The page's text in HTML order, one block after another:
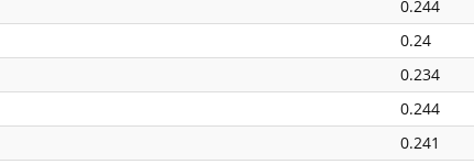
0.244
0.24
0.234
0.244
0.241